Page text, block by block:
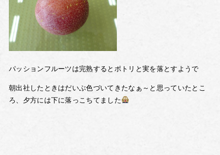
パッションフルーツは完熟するとポトリと実を落とすようで
朝出社したときはだいぶ色づいてきたなぁ～と思っていたとこ
ろ、夕方には下に落っこちてました